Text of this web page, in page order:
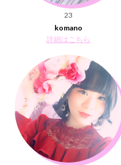
23
komano
詳細はこちら